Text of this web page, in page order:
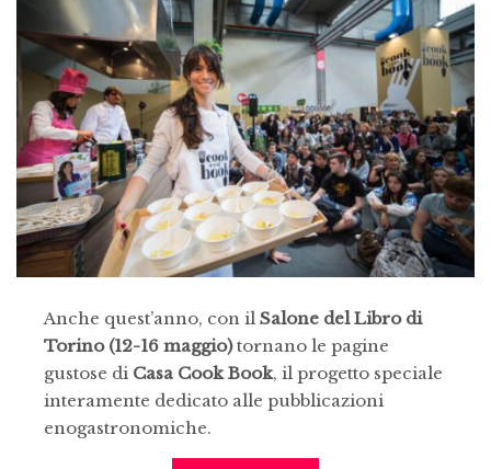
Anche quest’anno, con il Salone del Libro di
Torino (12-16 maggio)tornano le pagine
gustose di Casa Cook Book, il progetto speciale
interamente dedicato alle pubblicazioni
enogastronomiche.